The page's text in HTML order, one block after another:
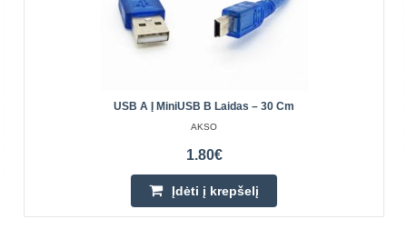
4 svirčių tvirtinimo laikiklis – trečios rankos – 11N
USB A Į MiniUSB B Laidas – 30 Cm
AKSO
1.80€
Įdėti į krepšelį